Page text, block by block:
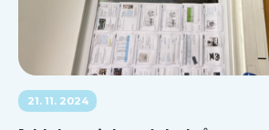
21. 11. 2024